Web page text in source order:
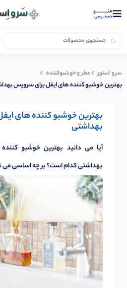
منــــــــــــو
دستــرسی
سرو استور عطر و خوشبوکننده
بهترین خوشبو کننده های ایفل برای سرویس
بهترین خوشبو کننده های
بهداشتی
آیا می دانید بهترین خوشبو
بهداشتی کدام است؟ بر چه اساسی می